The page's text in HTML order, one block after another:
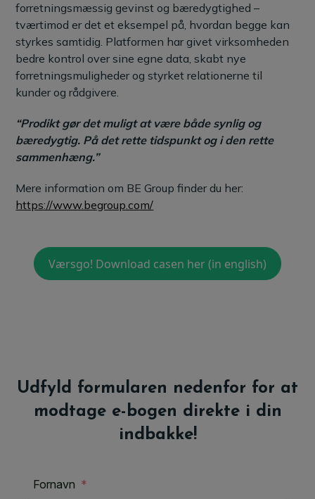
forretningsmæssig gevinst og bæredygtighed –
tværtimod er det et eksempel på, hvordan begge kan
styrkes samtidig. Platformen har givet virksomheden
bedre kontrol over sine egne data, skabt nye
forretningsmuligheder og styrket relationerne til
kunder og rådgivere.
“Prodikt gør det muligt at være både synlig og
bæredygtig. På det rette tidspunkt og i den rette
sammenhæng.”
Mere information om BE Group finder du her:
https://www.begroup.com/
Værsgo! Download casen her (in english)
Udfyld formularen nedenfor for at
modtage e-bogen direkte i din
indbakke!